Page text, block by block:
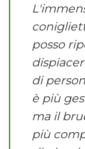
posso
di
è più
ma il
più